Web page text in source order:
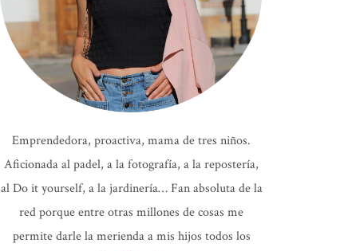
Emprendedora, proactiva, mama de tres niños.
Aficionada al padel, a la fotografía, a la repostería,
al Do it yourself, a la jardinería… Fan absoluta de la
red porque entre otras millones de cosas me
permite darle la merienda a mis hijos todos los